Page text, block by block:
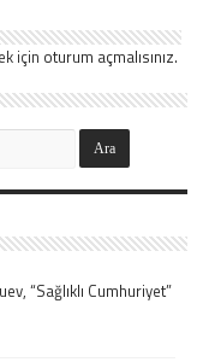
için oturum açmalısınız.
“Sağlıklı Cumhuriyet”